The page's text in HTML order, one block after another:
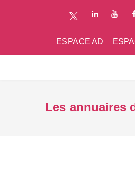
ESPACE AD
Les annuaires